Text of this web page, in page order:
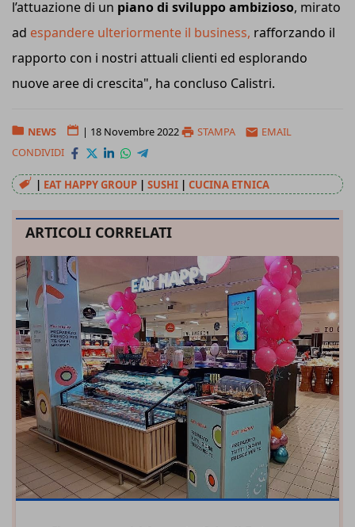
l’attuazione di un piano di sviluppo ambizioso, mirato
ad espandere ulteriormente il business, rafforzando il
rapporto con i nostri attuali clienti ed esplorando
nuove aree di crescita", ha concluso Calistri.
NEWS | 18 Novembre 2022 STAMPA
EMAIL
CONDIVIDI
| EAT HAPPY GROUP | SUSHI | CUCINA ETNICA
ARTICOLI CORRELATI